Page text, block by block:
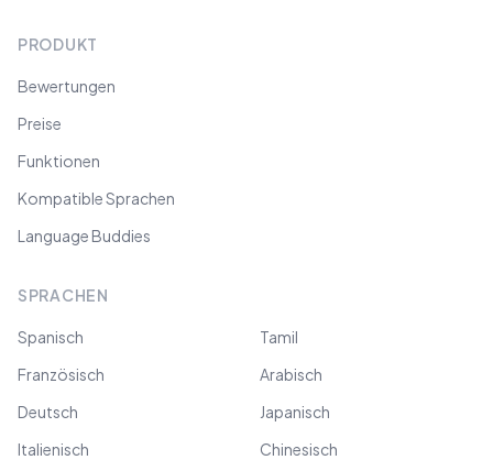
PRODUKT
Bewertungen
Preise
Funktionen
Kompatible Sprachen
Language Buddies
SPRACHEN
Spanisch
Französisch
Deutsch
Italienisch
Tamil
Arabisch
Japanisch
Chinesisch